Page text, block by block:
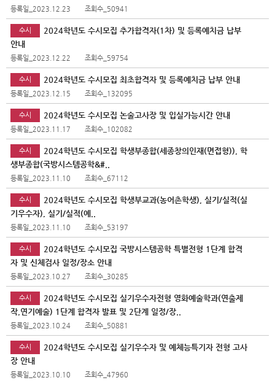
등록일_2023.12.23 조회수_50941
수시
2024학년도 수시모집 추가합격자(1차) 및 등록예치금 납부
안내
등록일_2023.12.22 조회수_59754
수시 2024학년도 수시모집 최초합격자 및 등록예치금 납부 안내
등록일_2023.12.15 조회수_132095
수시 2024학년도 수시모집 논술고사장 및 입실가능시간 안내
등록일_2023.11.17 조회수_102082
수시
2024학년도 수시모집 학생부종합(세종창의인재(면접형)), 학
생부종합(국방시스템공학&#..
등록일_2023.11.10 조회수_67112
수시
2024학년도 수시모집 학생부교과(농어촌학생), 실기/실적(실
기우수자), 실기/실적(예..
등록일_2023.11.10 조회수_53197
수시
2024학년도 수시모집 국방시스템공학 특별전형 1단계 합격
자 및 신체검사 일정/장소 안내
등록일_2023.10.27 조회수_30285
수시
2024학년도 수시모집 실기우수자전형 영화예술학과(연출제
작,연기예술) 1단계 합격자 발표 및 2단계 일정/장..
등록일_2023.10.24 조회수_50881
수시
2024학년도 수시모집 실기우수자 및 예체능특기자 전형 고사
장 안내
등록일_2023.10.10 조회수_47960